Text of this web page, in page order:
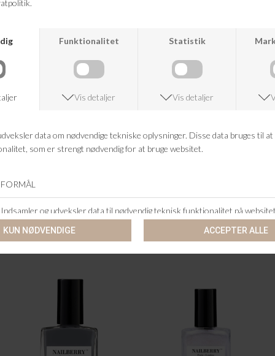
Farve: Honesty
FRAGTFRI LEVERING
KUNDESERVICE